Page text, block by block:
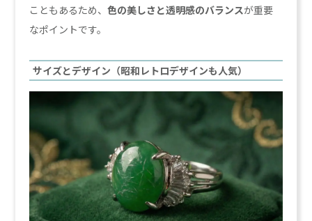
こともあるため、色の美しさと透明感のバランスが重要
なポイントです。
サイズとデザイン（昭和レトロデザインも人気）